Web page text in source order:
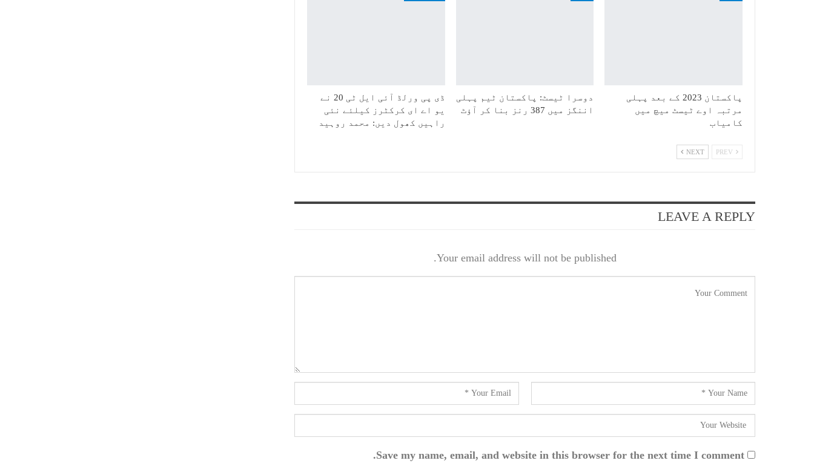
پاکستان 2023 کے بعد پہلی
مرتبہ اوے ٹیسٹ میچ میں
کامیاب
دوسرا ٹیسٹ: پاکستان ٹیم پہلی
اننگز میں 387 رنز بنا کر آؤٹ
ڈی پی ورلڈ آئی ایل ٹی 20 نے
یو اے ای کرکٹرز کیلئے نئی
راہیں کھول دیں: محمد روہید
NEXT
LEAVE A REPLY
Your email address will not be published.
Save my name, email, and website in this browser for the next time I comment.